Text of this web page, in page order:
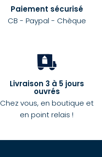
Paiement sécurisé
CB - Paypal - Chèque
Livraison 3 à 5 jours
ouvrés
Chez vous, en boutique et
en point relais !